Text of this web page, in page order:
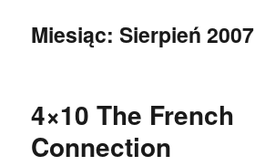
Miesiąc:Sierpień 2007
4×10 The French
Connection